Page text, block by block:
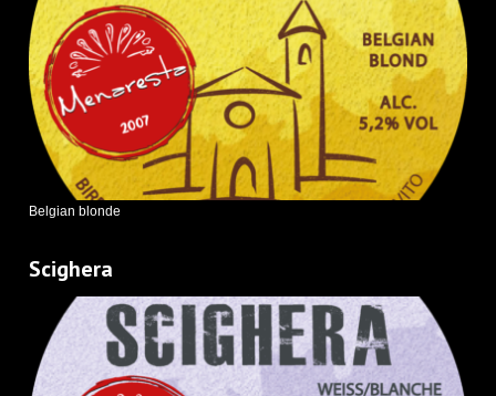
Belgian blonde
Scighera